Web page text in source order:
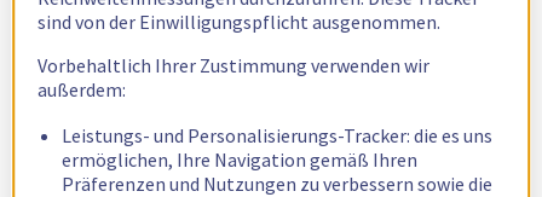
sind von der Einwilligungspflicht ausgenommen.
Vorbehaltlich Ihrer Zustimmung verwenden wir
außerdem:
Leistungs- und Personalisierungs-Tracker: die es uns
ermöglichen, Ihre Navigation gemäß Ihren
Präferenzen und Nutzungen zu verbessern sowie die